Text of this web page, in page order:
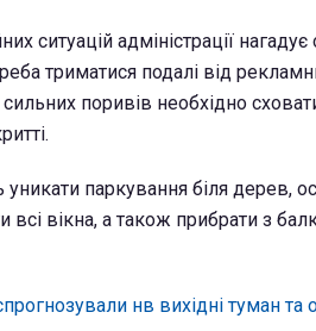
ситуацій адміністрації
триматися подалі від
поривів необхідно
паркування біля дерев,
вікна, а також прибрати з
нв вихідні туман